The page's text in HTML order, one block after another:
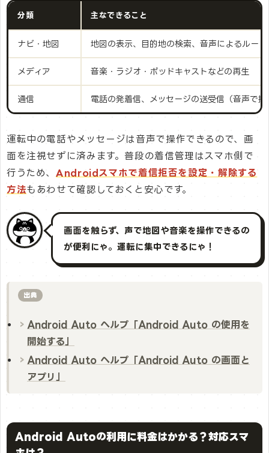
分類 主なできること
ナビ・地図 地図の表示、目的地の検索、音声によるルート
メディア 音楽・ラジオ・ポッドキャストなどの再生
通信 電話の発着信、メッセージの送受信（音声で操
運転中の電話やメッセージは音声で操作できるので、画
面を注視せずに済みます。普段の着信管理はスマホ側で
行うため、 Androidスマホで着信拒否を設定・解除する
方法もあわせて確認しておくと安心です。
画面を触らず、声で地図や音楽を操作できるの
が便利にゃ。運転に集中できるにゃ！
出典
Android Auto ヘルプ「Android Auto の使用を
開始する」
Android Auto ヘルプ「Android Auto の画面と
アプリ」
Android Autoの利用に料金はかかる？対応スマ